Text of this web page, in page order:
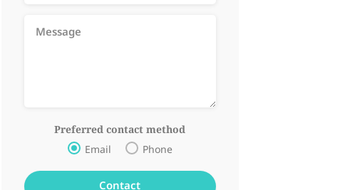
Preferred contact method
Email Phone